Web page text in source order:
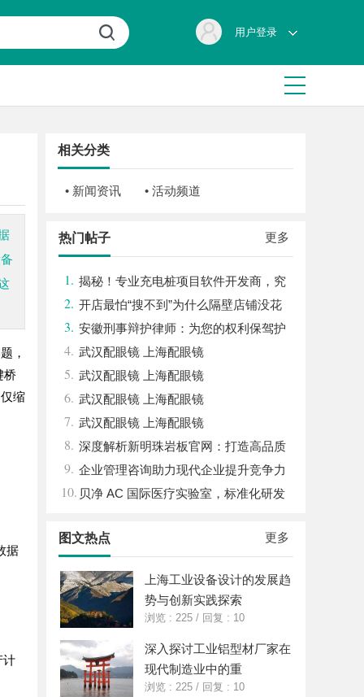
用户登录
，
桥
缩
据
计
相关分类
• 新闻资讯 • 活动频道
更多
热门帖子
1. 揭秘！专业充电桩项目软件开发商，究
竟藏着哪些行业秘诀？
2. 开店最怕“搜不到”为什么隔壁店铺没花
钱，ai却天天给他免费派单？
3. 安徽刑事辩护律师：为您的权利保驾护
航
4. 武汉配眼镜 上海配眼镜
5. 武汉配眼镜 上海配眼镜
6. 武汉配眼镜 上海配眼镜
7. 武汉配眼镜 上海配眼镜
8. 深度解析新明珠岩板官网：打造高品质
岩板行业标杆平台
9. 企业管理咨询助力现代企业提升竞争力
的实践与策略
10. 贝净 AC 国际医疗实验室，标准化研发
更多
图文热点
上海工业设备设计的发展趋
势与创新实践探索
浏览 : 225 / 回复 : 10
深入探讨工业铝型材厂家在
现代制造业中的重
浏览 : 225 / 回复 : 10